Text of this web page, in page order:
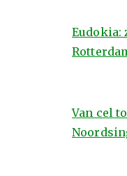
Eudokia:
Van cel